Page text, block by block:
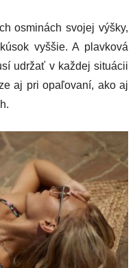
osminách svojej výšky,
vyššie. A plavková
udržať v každej situácii
aj pri opaľovaní, ako aj